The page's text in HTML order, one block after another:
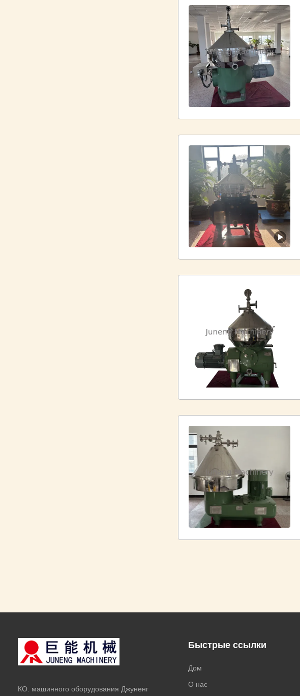
КО. машинного оборудования Джуненг
Быстрые ссылки
Дом
О нас